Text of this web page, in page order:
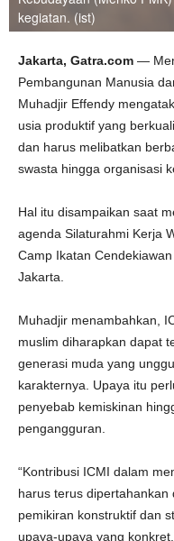
kegiatan. (ist)
Jakarta, Gatra.com —
Pembangunan Manusia
Muhadjir Effendy
usia produktif yang
dan harus melibatkan
swasta hingga organisasi
Hal itu disampaikan saat
agenda Silaturahmi Kerja
Camp Ikatan
Jakarta.
Muhadjir menambahkan,
muslim diharapkan dapat
generasi muda yang
karakternya. Upaya itu
penyebab kemiskinan
pengangguran.
“Kontribusi ICMI dalam
harus terus dipertahankan
pemikiran konstruktif dan
upaya-upaya yang